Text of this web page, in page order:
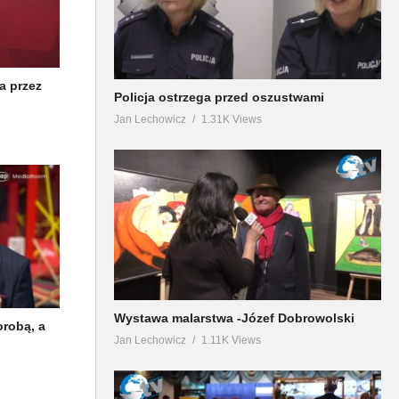
przez
a
Policja ostrzega przed oszustwami
Jan Lechowicz 1.31K Views
Wystawa malarstwa -Józef Dobrowolski
Jan Lechowicz 1.11K Views